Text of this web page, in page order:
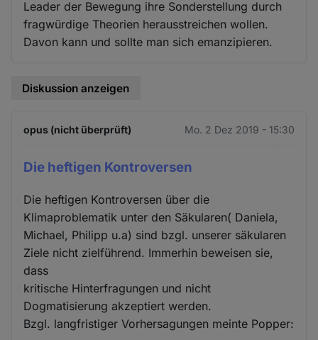
Leader der Bewegung ihre Sonderstellung durch
fragwürdige Theorien herausstreichen wollen.
Davon kann und sollte man sich emanzipieren.
Diskussion anzeigen
opus (nicht überprüft) Mo. 2 Dez 2019 - 15:30
Die heftigen Kontroversen
Die heftigen Kontroversen über die
Klimaproblematik unter den Säkularen( Daniela,
Michael, Philipp u.a) sind bzgl. unserer säkularen
Ziele nicht zielführend. Immerhin beweisen sie,
dass
kritische Hinterfragungen und nicht
Dogmatisierung akzeptiert werden.
Bzgl. langfristiger Vorhersagungen meinte Popper: